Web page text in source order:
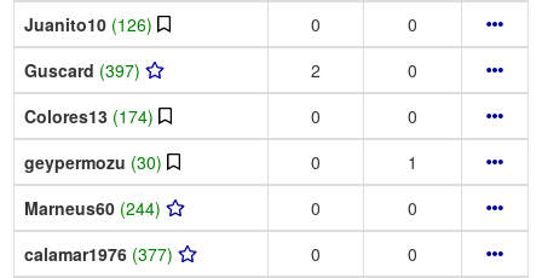
Juanito10 (126) 0
0
Guscard (397) 2
0
Colores13 (174) 0
0
geypermozu (30) 0
1
Marneus60 (244) 0
0
calamar1976 (377) 0
0